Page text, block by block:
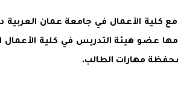
الأعمال في جامعة عمان العربية
عضو هيئة التدريس في كلية الأعمال
محفظة مهارات الطالب.